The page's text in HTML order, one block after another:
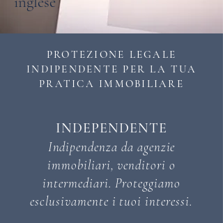
PROTEZIONE LEGALE
INDIPENDENTE PER LA TUA
PRATICA IMMOBILIARE
INDEPENDENTE
Indipendenza da agenzie
immobiliari, venditori o
intermediari. Proteggiamo
esclusivamente i tuoi interessi.